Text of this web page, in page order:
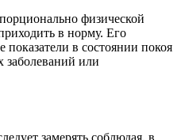
физической
в норму. Его
в состоянии покоя
заболеваний или
замерять соблюдая, в